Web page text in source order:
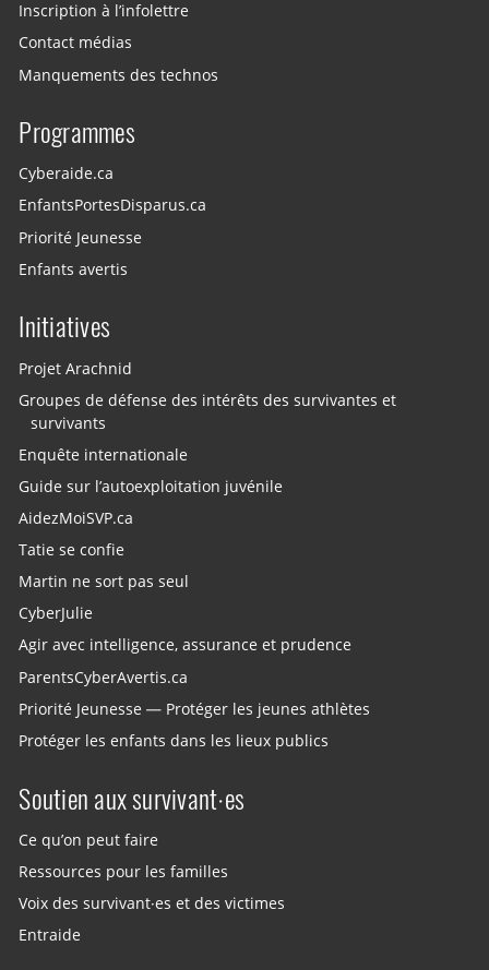
Inscription à l’infolettre
Contact médias
Manquements des technos
Programmes
Cyberaide.ca
EnfantsPortesDisparus.ca
Priorité Jeunesse
Enfants avertis
Initiatives
Projet Arachnid
Groupes de défense des intérêts des survivantes et
survivants
Enquête internationale
Guide sur l’autoexploitation juvénile
AidezMoiSVP.ca
Tatie se confie
Martin ne sort pas seul
CyberJulie
Agir avec intelligence, assurance et prudence
ParentsCyberAvertis.ca
Priorité Jeunesse — Protéger les jeunes athlètes
Protéger les enfants dans les lieux publics
Soutien aux survivant·es
Ce qu’on peut faire
Ressources pour les familles
Voix des survivant·es et des victimes
Entraide